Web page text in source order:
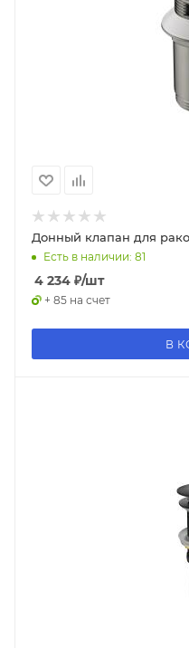
Донный клапан для
Есть в наличии: 81
4 234 ₽/шт
+ 85 на счет
В